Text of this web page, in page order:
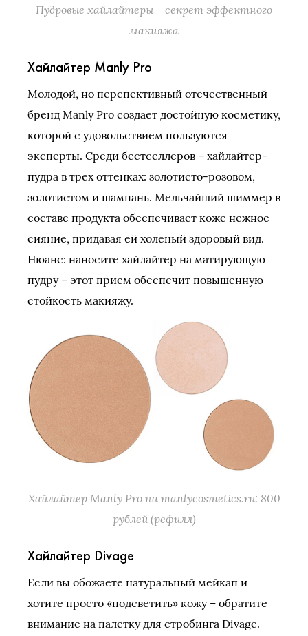
Пудровые хайлайтеры – секрет эффектного
макияжа
Хайлайтер Manly Pro
Молодой, но перспективный отечественный
бренд Manly Pro создает достойную косметику,
которой с удовольствием пользуются
эксперты. Среди бестселлеров – хайлайтер-
пудра в трех оттенках: золотисто-розовом,
золотистом и шампань. Мельчайший шиммер в
составе продукта обеспечивает коже нежное
сияние, придавая ей холеный здоровый вид.
Нюанс: наносите хайлайтер на матирующую
пудру – этот прием обеспечит повышенную
стойкость макияжу.
Хайлайтер Manly Pro на manlycosmetics.ru: 800
рублей (рефилл)
Хайлайтер Divage
Если вы обожаете натуральный мейкап и
хотите просто «подсветить» кожу – обратите
внимание на палетку для стробинга Divage.